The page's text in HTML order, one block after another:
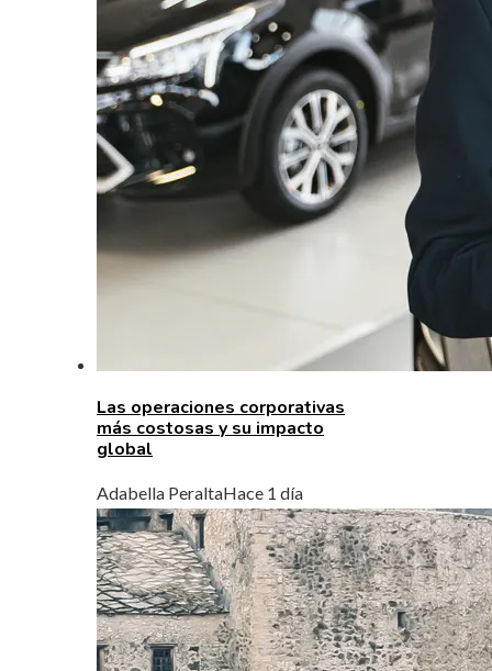
Las operaciones corporativas
más costosas y su impacto
global
Adabella PeraltaHace 1 día